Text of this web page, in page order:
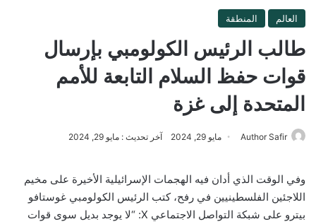
العالم المنطقة
طالب الرئيس الكولومبي بإرسال
قوات حفظ السلام التابعة للأمم
المتحدة إلى غزة
Author Safir مايو 29, 2024 آخر تحديث : مايو 29, 2024
وفي الوقت الذي أدان فيه الهجمات الإسرائيلية الأخيرة على مخيم
اللاجئين الفلسطينيين في رفح، كتب الرئيس الكولومبي غوستافو
بيترو على شبكة التواصل الاجتماعي X: “لا يوجد بديل سوى قوات